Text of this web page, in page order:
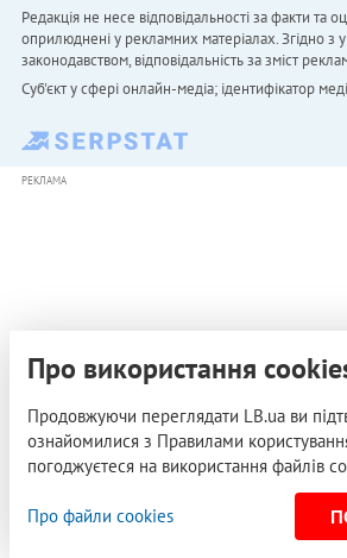
Редакція не несе відповідальності за факти та
оприлюднені у рекламних матеріалах. Згідно з
законодавством, відповідальність за зміст
Cуб'єкт у сфері онлайн-медіа; ідентифікатор
РЕКЛАМА
Про використання
Продовжуючи переглядати LB.ua ви
ознайомилися з Правилами
погоджуєтеся на використання файлів
Про файли cookies